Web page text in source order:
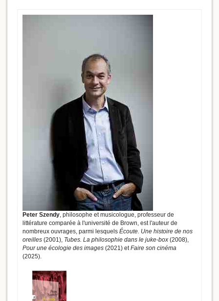
Peter Szendy , philosophe et musicologue, professeur de
littérature comparée à l'université de Brown, est l'auteur de
nombreux ouvrages, parmi lesquels Écoute. Une histoire de nos
oreilles (2001), Tubes. La philosophie dans le juke-box (2008),
Pour une écologie des images (2021) etFaire son cinéma
(2025).